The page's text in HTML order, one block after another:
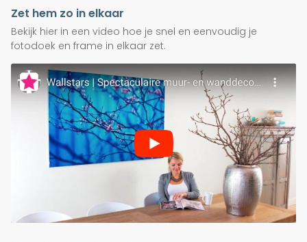
Zet hem zo in elkaar
Bekijk hier in een video hoe je snel en eenvoudig je
fotodoek en frame in elkaar zet.